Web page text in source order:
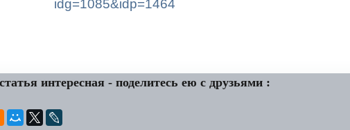
idg=1085&idp=1464
интересная - поделитесь ею с друзьями :